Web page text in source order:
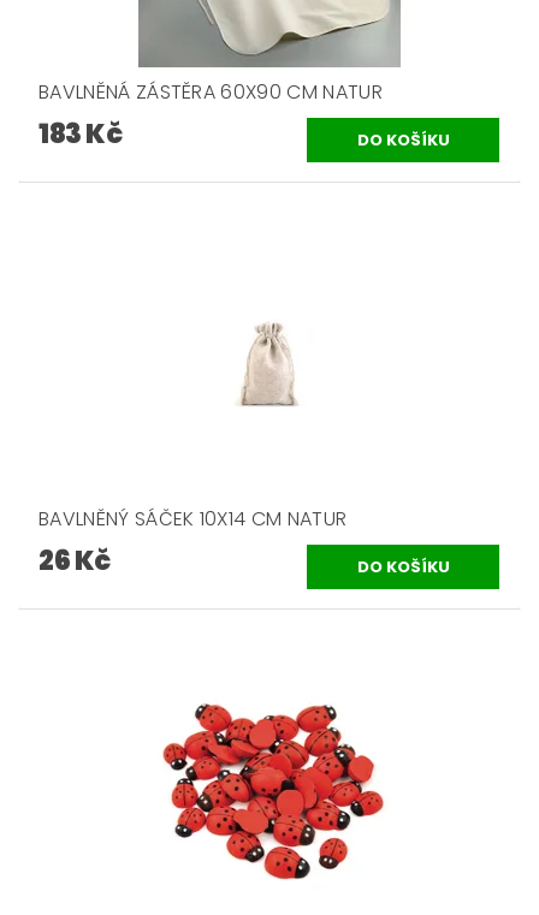
BAVLNĚNÁ ZÁSTĚRA 60X90 CM NATUR
183 Kč
BAVLNĚNÝ SÁČEK 10X14 CM NATUR
26 Kč